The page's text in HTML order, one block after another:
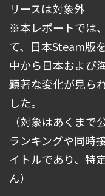
リースは対象外
※本レポートでは
て、日本Steam版
中から日本および
顕著な変化が見ら
した。
（対象はあくま
ランキングや同時
イトルであり、特
ん）